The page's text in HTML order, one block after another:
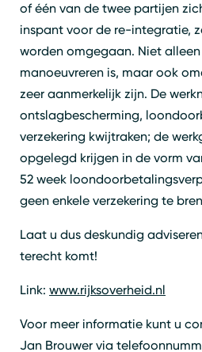
of één van de twee partijen
inspant voor de re-integratie,
worden omgegaan. Niet
manoeuvreren is, maar ook
zeer aanmerkelijk zijn. De
ontslagbescherming,
verzekering kwijtraken; de
opgelegd krijgen in de vorm
52 week
geen enkele verzekering te
Laat u dus deskundig
terecht komt!
Link: www.rijksoverheid.nl
Voor meer informatie kunt u
Jan Brouwer via